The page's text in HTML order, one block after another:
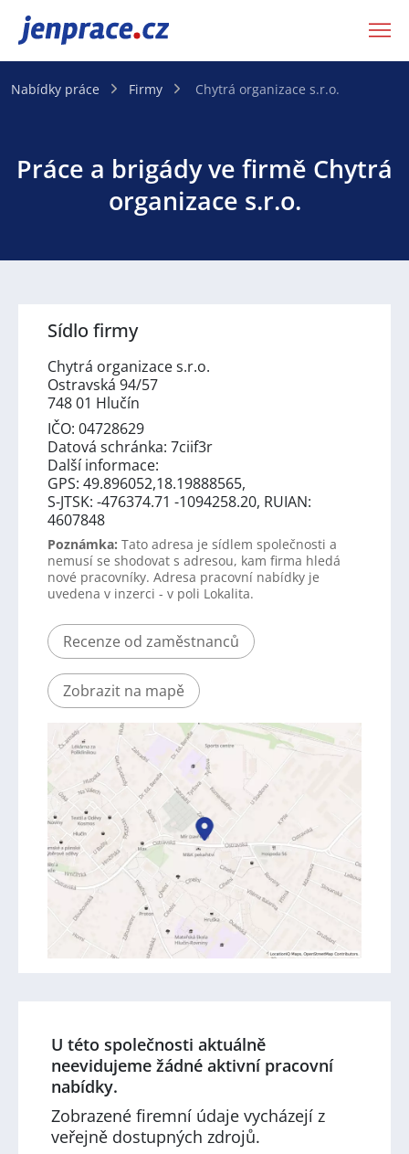
JenPráce.cz
Nabídky práce Firmy Chytrá organizace s.r.o.
Práce a brigády ve firmě Chytrá
organizace s.r.o.
Sídlo firmy
Chytrá organizace s.r.o.
Ostravská 94/57
748 01 Hlučín
IČO: 04728629
Datová schránka: 7ciif3r
Další informace:
GPS: 49.896052,18.19888565,
S-JTSK: -476374.71 -1094258.20, RUIAN:
4607848
Poznámka: Tato adresa je sídlem společnosti a
nemusí se shodovat s adresou, kam firma hledá
nové pracovníky. Adresa pracovní nabídky je
uvedena v inzerci - v poli Lokalita.
Recenze od zaměstnanců
Zobrazit na mapě
U této společnosti aktuálně
neevidujeme žádné aktivní pracovní
nabídky.
Zobrazené firemní údaje vycházejí z
veřejně dostupných zdrojů.